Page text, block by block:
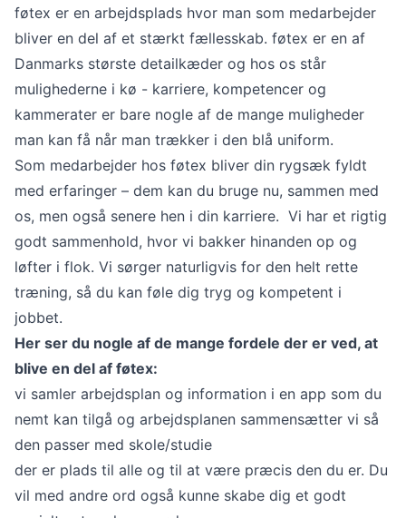
føtex er en arbejdsplads hvor man som medarbejder
bliver en del af et stærkt fællesskab. føtex er en af
Danmarks største detailkæder og hos os står
mulighederne i kø - karriere, kompetencer og
kammerater er bare nogle af de mange muligheder
man kan få når man trækker i den blå uniform.
Som medarbejder hos føtex bliver din rygsæk fyldt
med erfaringer – dem kan du bruge nu, sammen med
os, men også senere hen i din karriere. Vi har et rigtig
godt sammenhold, hvor vi bakker hinanden op og
løfter i flok. Vi sørger naturligvis for den helt rette
træning, så du kan føle dig tryg og kompetent i
jobbet.
Her ser du nogle af de mange fordele der er ved, at
blive en del af føtex:
vi samler arbejdsplan og information i en app som du
nemt kan tilgå og arbejdsplanen sammensætter vi så
den passer med skole/studie
der er plads til alle og til at være præcis den du er. Du
vil med andre ord også kunne skabe dig et godt